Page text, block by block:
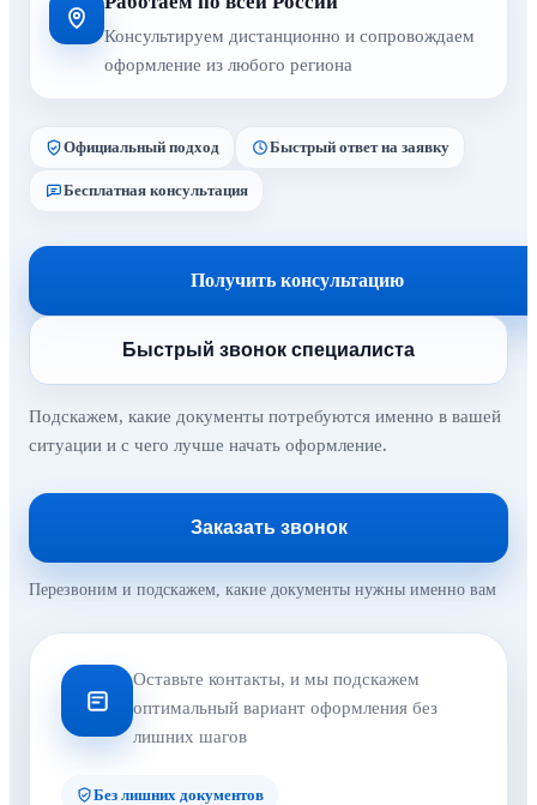
Консультируем дистанционно и сопровождаем
оформление из любого региона
Официальный подход Быстрый ответ на заявку
Бесплатная консультация
Получить консультацию
Быстрый звонок специалиста
Подскажем, какие документы потребуются именно в вашей
ситуации и с чего лучше начать оформление.
Заказать звонок
Перезвоним и подскажем, какие документы нужны именно вам
Оставьте контакты, и мы подскажем
оптимальный вариант оформления без
лишних шагов
Без лишних документов